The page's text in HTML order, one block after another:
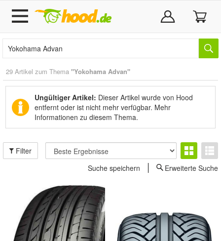
29 Artikel zum Thema "Yokohama Advan"
Ungültiger Artikel: Dieser Artikel wurde von Hood
entfernt oder ist nicht mehr verfügbar. Mehr
Informationen zu diesem Thema.
Filter
Suche speichern
Erweiterte Suche